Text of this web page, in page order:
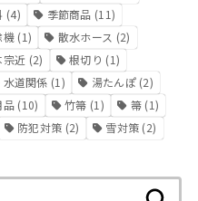
(4) 季節商品 (11)
機(1) 散水ホース (2)
宗近 (2) 根切り (1)
水道関係 (1) 湯たんぽ(2)
品(10) 竹箒 (1) 箒(1)
防犯対策 (2) 雪対策 (2)